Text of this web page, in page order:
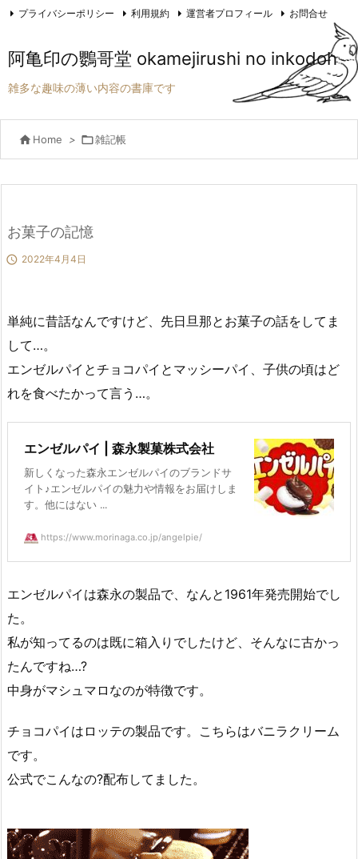
プライバシーポリシー 利用規約 運営者プロフィール お問合せ
阿亀印の鸚哥堂 okamejirushi no inkodoh
雑多な趣味の薄い内容の書庫です
 Home > 雑記帳
お菓子の記憶
 2022年4月4日
単純に昔話なんですけど、先日旦那とお菓子の話をしてま
して…。
エンゼルパイとチョコパイとマッシーパイ、子供の頃はど
れを食べたかって言う…。
エンゼルパイ | 森永製菓株式会社
新しくなった森永エンゼルパイのブランドサ
イト♪エンゼルパイの魅力や情報をお届けしま
す。他にはない ...
https://www.morinaga.co.jp/angelpie/
エンゼルパイは森永の製品で、なんと1961年発売開始でし
た。
私が知ってるのは既に箱入りでしたけど、そんなに古かっ
たんですね…?
中身がマシュマロなのが特徴です。
チョコパイはロッテの製品です。こちらはバニラクリーム
です。
公式でこんなの?配布してました。